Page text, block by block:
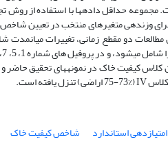
مجموعه حداقل داده­ها با استفاده از
وزن­دهی متغیرهای منتخب در تعیین
استاندارد
شاخص کیفیت خاک